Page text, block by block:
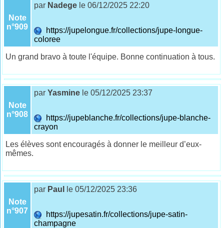
Note
n°909
par Nadege le 06/12/2025 22:20
https://jupelongue.fr/collections/jupe-longue-
coloree
Un grand bravo à toute l'équipe. Bonne continuation à tous.
Note
n°908
parYasmine le 05/12/2025 23:37
https://jupeblanche.fr/collections/jupe-blanche-
crayon
Les élèves sont encouragés à donner le meilleur d’eux-
mêmes.
Note
n°907
par Paul le 05/12/2025 23:36
https://jupesatin.fr/collections/jupe-satin-
champagne